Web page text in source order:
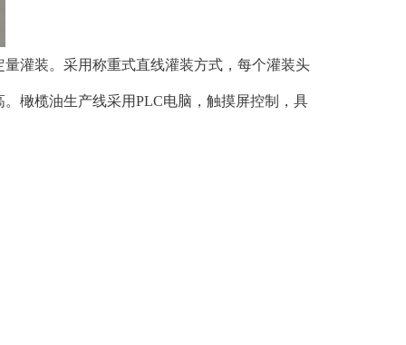
灌装。采用称重式直线灌装方式，每个灌装头
橄榄油生产线采用PLC电脑，触摸屏控制，具